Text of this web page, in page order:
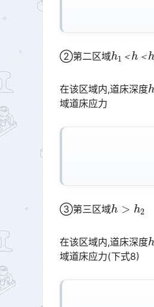
②第二区域 ＜ ＜
h ＜ ＜
h
在该区域内,道床深度h
域道床应力󠅅󠅃󠄵󠅂󠄪󠇖󠆨󠆨󠇕󠆞󠆒󠅬󠇘󠆭󠆘󠇙󠆝󠅵󠇗󠆭󠆁󠄐󠇗󠅹󠅸󠇖󠆍󠅳󠇖󠅹󠅰󠇖󠆌󠅹
③第三区域h 2
在该区域内,道床深度h
域道床应力(下式8)󠅅󠅃󠄵󠅂󠄪󠇖󠆨󠆨󠇕󠆞󠆒󠅬󠇘󠆭󠆘󠇙󠆝󠅵󠇗󠆭󠆁󠄐󠇗󠅹󠅸󠇖󠆍󠅳󠇖󠅹󠅰󠇖󠆌󠅹